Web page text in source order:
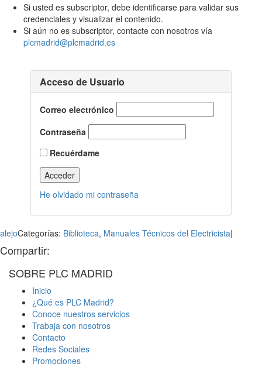
Si usted es subscriptor, debe identificarse para validar sus
credenciales y visualizar el contenido.
Si aún no es subscriptor, contacte con nosotros vía
plcmadrid@plcmadrid.es
Acceso de Usuario
Correo electrónico
Contraseña
Recuérdame
He olvidado mi contraseña
alejoCategorías: Biblioteca, Manuales Técnicos del Electricista|
Compartir:
electrónico
SOBRE PLC MADRID
Inicio
¿Qué es PLC Madrid?
Conoce nuestros servicios
Trabaja con nosotros
Contacto
Redes Sociales
Promociones